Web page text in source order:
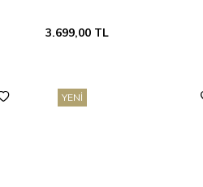
3.699,00 TL
YENI